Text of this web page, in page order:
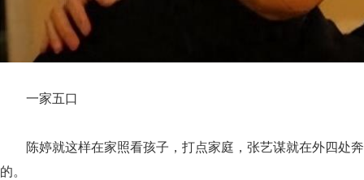
一家五口
陈婷就这样在家照看孩子，打点家庭，张艺谋就在外四处
的。